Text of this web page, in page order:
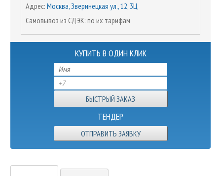
Адрес: Москва, Зверинецкая ул., 12, 3Ц
Самовывоз из СДЭК: по их тарифам
КУПИТЬ В ОДИН КЛИК
ТЕНДЕР
ОТПРАВИТЬ ЗАЯВКУ